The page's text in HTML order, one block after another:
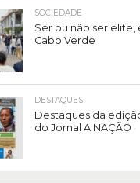
SOCIEDADE
Ser ou não ser elite,
Cabo Verde
DESTAQUES
Destaques da
do Jornal A NAÇÃO